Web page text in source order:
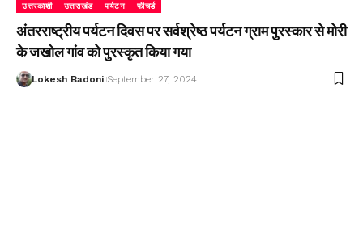
उत्तरकाशी उत्तराखंड पर्यटन फीचर्ड
अंतरराष्ट्रीय पर्यटन दिवस पर सर्वश्रेष्ठ पर्यटन ग्राम पुरस्कार से मोरी
के जखोल गांव को पुरस्कृत किया गया
Lokesh Badoni September 27, 2024